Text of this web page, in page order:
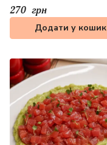
270 грн
Додати у кошик